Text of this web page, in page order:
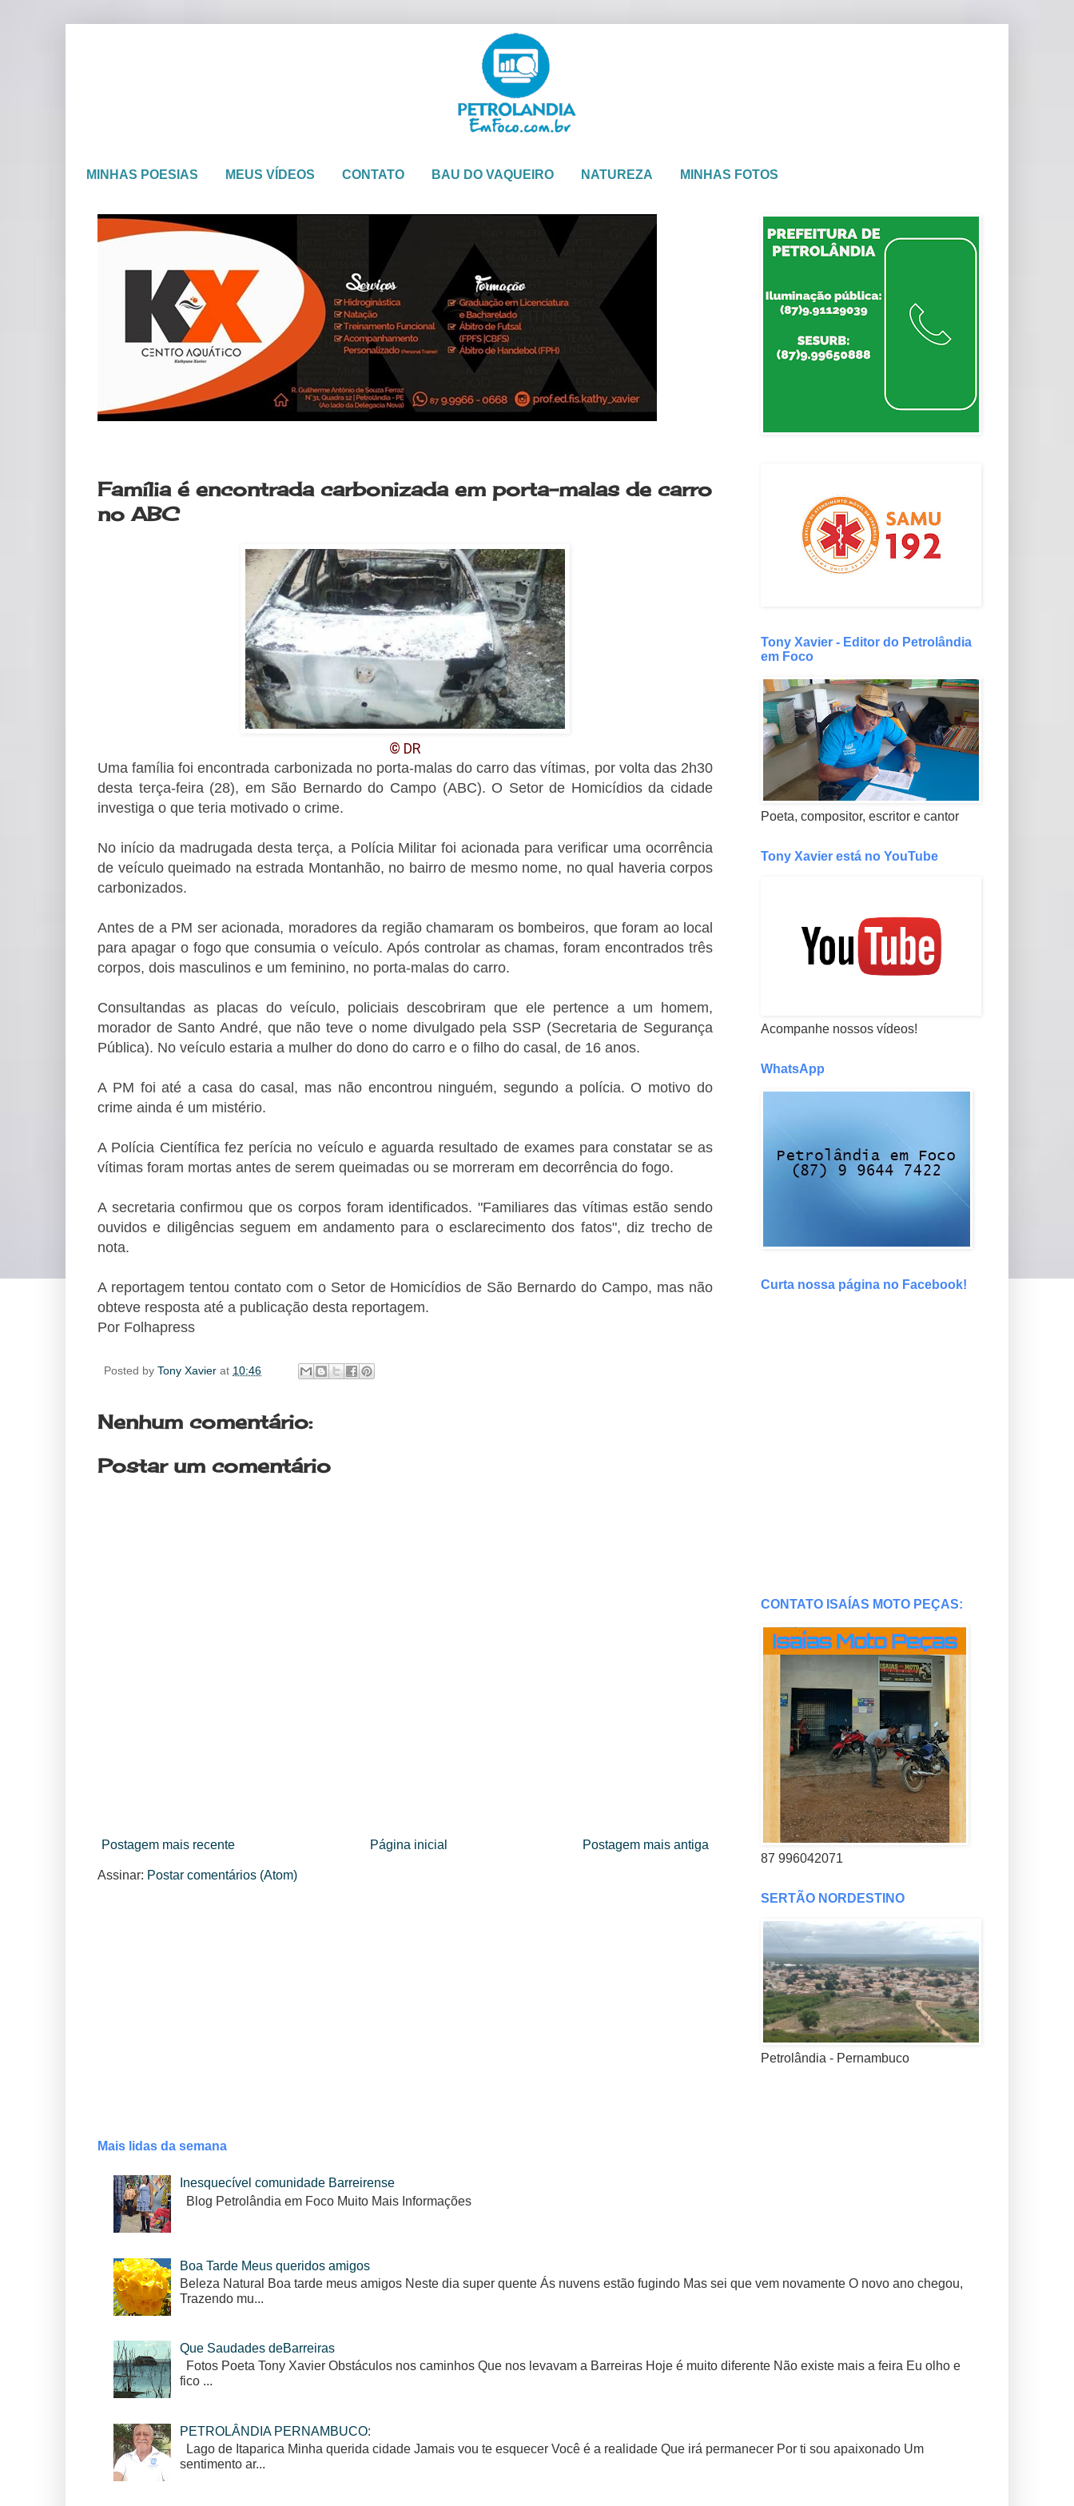
MINHAS POESIAS MEUS VÍDEOS CONTATO BAU DO VAQUEIRO NATUREZA MINHAS FOTOS
Família é encontrada carbonizada em porta-malas de carro
no ABC
© DR
Uma família foi encontrada carbonizada no porta-malas do carro das vítimas, por volta das 2h30
desta terça-feira (28), em São Bernardo do Campo (ABC). O Setor de Homicídios da cidade
investiga o que teria motivado o crime.
No início da madrugada desta terça, a Polícia Militar foi acionada para verificar uma ocorrência
de veículo queimado na estrada Montanhão, no bairro de mesmo nome, no qual haveria corpos
carbonizados.
Antes de a PM ser acionada, moradores da região chamaram os bombeiros, que foram ao local
para apagar o fogo que consumia o veículo. Após controlar as chamas, foram encontrados três
corpos, dois masculinos e um feminino, no porta-malas do carro.
Consultandas as placas do veículo, policiais descobriram que ele pertence a um homem,
morador de Santo André, que não teve o nome divulgado pela SSP (Secretaria de Segurança
Pública). No veículo estaria a mulher do dono do carro e o filho do casal, de 16 anos.
A PM foi até a casa do casal, mas não encontrou ninguém, segundo a polícia. O motivo do
crime ainda é um mistério.
A Polícia Científica fez perícia no veículo e aguarda resultado de exames para constatar se as
vítimas foram mortas antes de serem queimadas ou se morreram em decorrência do fogo.
A secretaria confirmou que os corpos foram identificados. "Familiares das vítimas estão sendo
ouvidos e diligências seguem em andamento para o esclarecimento dos fatos", diz trecho de
nota.
A reportagem tentou contato com o Setor de Homicídios de São Bernardo do Campo, mas não
obteve resposta até a publicação desta reportagem.
Por Folhapress
Posted by Tony Xavier at 10:46
Nenhum comentário:
Postar um comentário
Postagem mais recente Postagem mais antiga
Página inicial
Assinar: Postar comentários (Atom)
Tony Xavier - Editor do Petrolândia
em Foco
Poeta, compositor, escritor e cantor
Tony Xavier está no YouTube
Acompanhe nossos vídeos!
WhatsApp
Curta nossa página no Facebook!
CONTATO ISAÍAS MOTO PEÇAS:
87 996042071
SERTÃO NORDESTINO
Petrolândia - Pernambuco
Mais lidas da semana
Inesquecível comunidade Barreirense
Blog Petrolândia em Foco Muito Mais Informações
Boa Tarde Meus queridos amigos
Beleza Natural Boa tarde meus amigos Neste dia super quente Ás nuvens estão fugindo Mas sei que vem novamente O novo ano chegou,
Trazendo mu...
Que Saudades deBarreiras
Fotos Poeta Tony Xavier Obstáculos nos caminhos Que nos levavam a Barreiras Hoje é muito diferente Não existe mais a feira Eu olho e
fico ...
PETROLÂNDIA PERNAMBUCO:
Lago de Itaparica Minha querida cidade Jamais vou te esquecer Você é a realidade Que irá permanecer Por ti sou apaixonado Um
sentimento ar...